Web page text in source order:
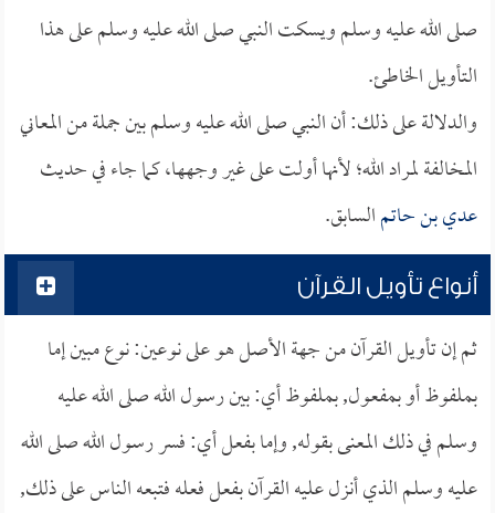
صلى الله عليه وسلم ويسكت النبي صلى الله عليه وسلم على هذا
التأويل الخاطئ.
والدلالة على ذلك: أن النبي صلى الله عليه وسلم بين جملة من المعاني
المخالفة لمراد الله؛ لأنها أولت على غير وجهها، كما جاء في حديث
عدي بن حاتمالسابق.
أنواع تأويل القرآن
ثم إن تأويل القرآن من جهة الأصل هو على نوعين: نوع مبين إما
بملفوظ أو بمفعول, بملفوظ أي: بين رسول الله صلى الله عليه
وسلم في ذلك المعنى بقوله, وإما بفعل أي: فسر رسول الله صلى الله
عليه وسلم الذي أنزل عليه القرآن بفعل فعله فتبعه الناس على ذلك,